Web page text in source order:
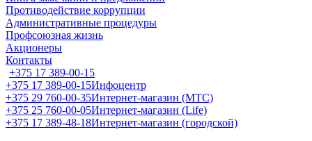
Противодействие коррупции
Административные процедуры
Профсоюзная жизнь
Акционеры
Контакты
+375 17 389-00-15
+375 17 389-00-15Инфоцентр
+375 29 760-00-35Интернет-магазин (МТС)
+375 25 760-00-05Интернет-магазин (Life)
+375 17 389-48-18Интернет-магазин (городской)